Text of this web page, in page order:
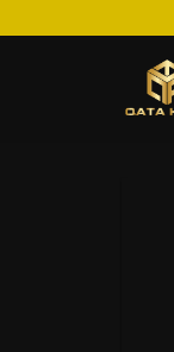
to